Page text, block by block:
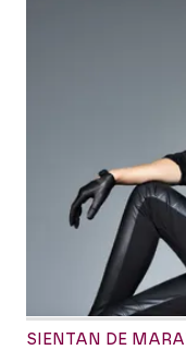
SIENTAN DE